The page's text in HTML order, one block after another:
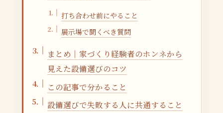
打ち合わせ前にやること
展示場で聞くべき質問
まとめ｜家づくり経験者のホンネから
見えた設備選びのコツ
この記事で分かること
設備選びで失敗する人に共通すること